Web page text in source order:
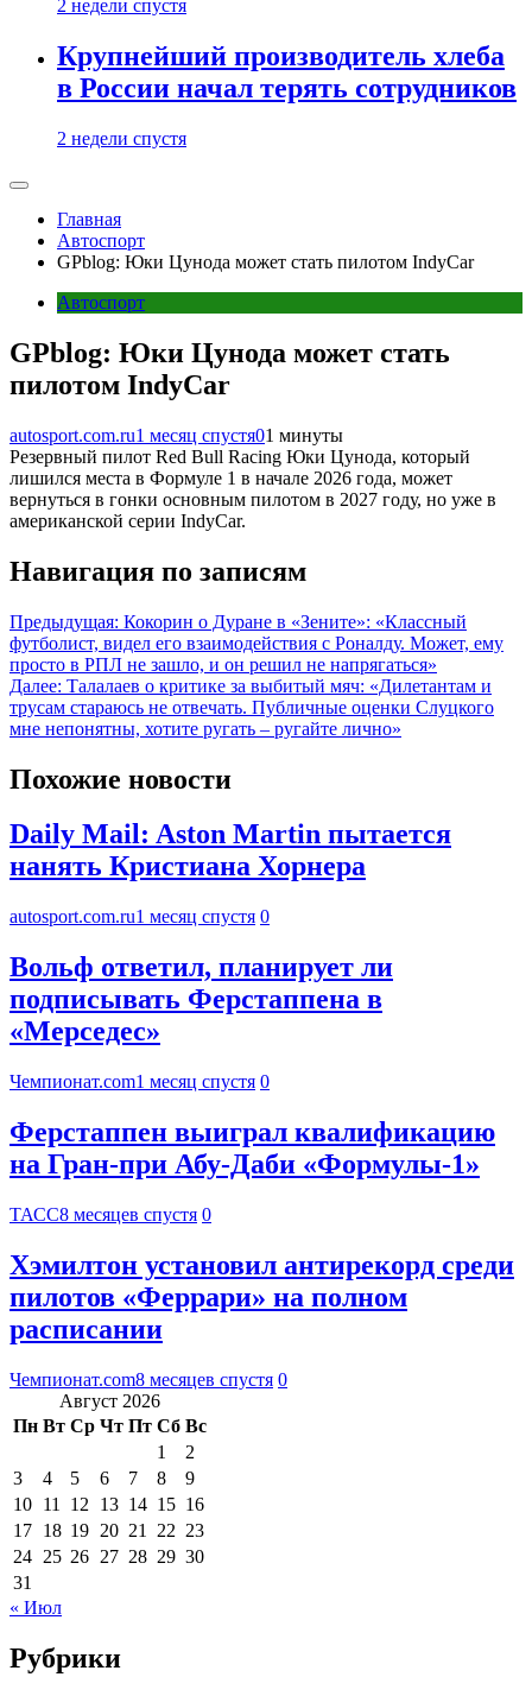
2 недели спустя
Крупнейший производитель хлеба
в России начал терять сотрудников
2 недели спустя
Главная
Автоспорт
GPblog: Юки Цунода может стать пилотом IndyCar
Автоспорт
GPblog: Юки Цунода может стать
пилотом IndyCar
autosport.com.ru1 месяц спустя01 минуты
Резервный пилот Red Bull Racing Юки Цунода, который
лишился места в Формуле 1 в начале 2026 года, может
вернуться в гонки основным пилотом в 2027 году, но уже в
американской серии IndyCar.
Навигация по записям
Предыдущая: Кокорин о Дуране в «Зените»: «Классный
футболист, видел его взаимодействия с Роналду. Может, ему
просто в РПЛ не зашло, и он решил не напрягаться»
Далее: Талалаев о критике за выбитый мяч: «Дилетантам и
трусам стараюсь не отвечать. Публичные оценки Слуцкого
мне непонятны, хотите ругать – ругайте лично»
Похожие новости
Daily Mail: Aston Martin пытается
нанять Кристиана Хорнера
autosport.com.ru1 месяц спустя 0
Вольф ответил, планирует ли
подписывать Ферстаппена в
«Мерседес»
Чемпионат.com1 месяц спустя 0
Ферстаппен выиграл квалификацию
на Гран-при Абу-Даби «Формулы-1»
ТАСС8 месяцев спустя 0
Хэмилтон установил антирекорд среди
пилотов «Феррари» на полном
расписании
Чемпионат.com8 месяцев спустя 0
Август 2026
Пн Вт Ср Чт Пт Сб Вс
1
2
3
4 5 6 7 8
9
10 11 12 13 14 15 16
17 18 19 20 21 22 23
24 25 26 27 28 29 30
31
« Июл
Рубрики